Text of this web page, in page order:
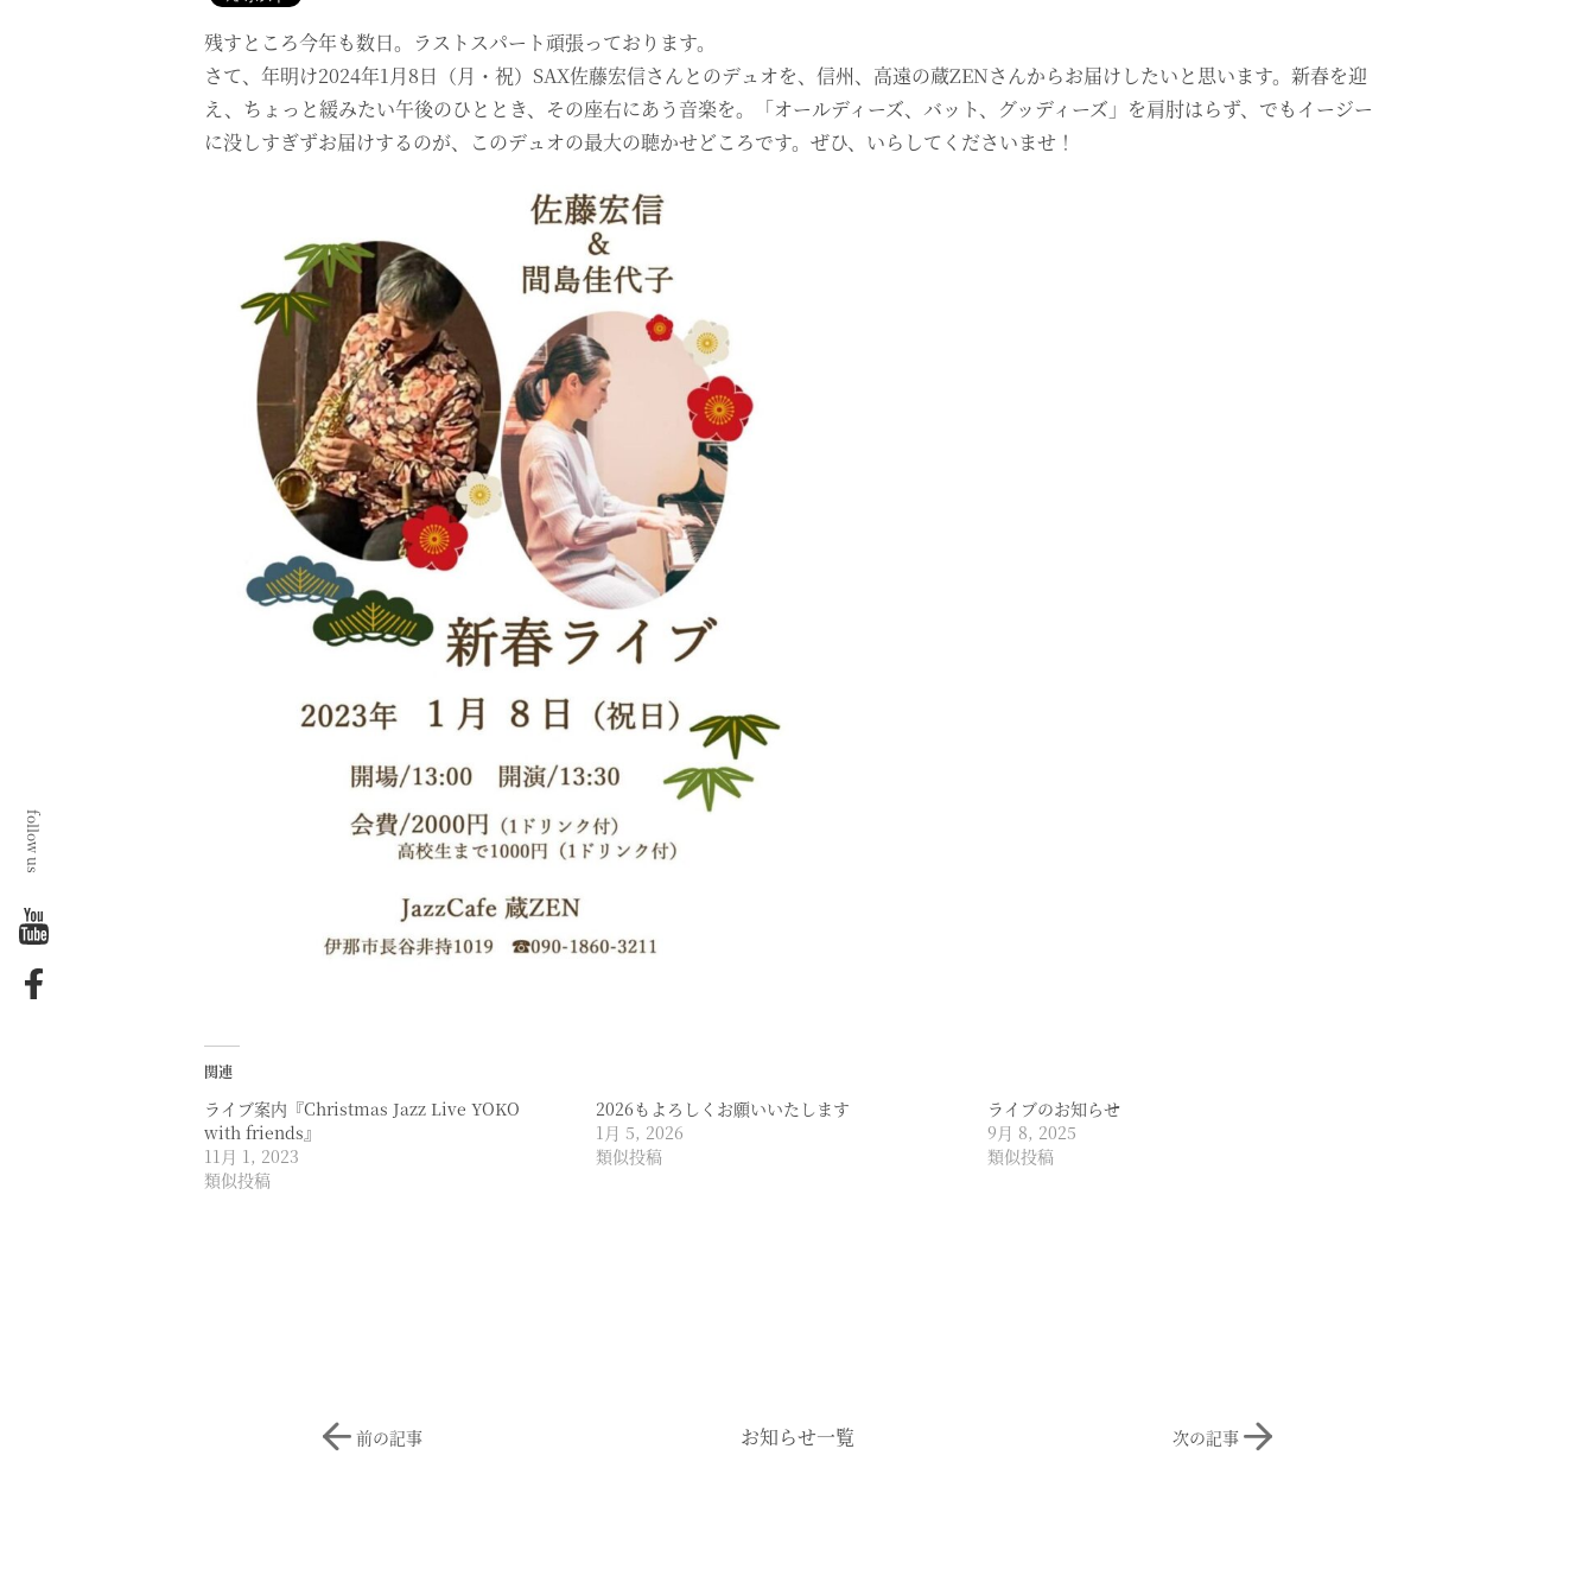
follow us
残すところ今年も数日。ラストスパート頑張っております。
さて、年明け2024年1月8日（月・祝）SAX佐藤宏信さんとのデュオを、信州、高遠の蔵ZENさんからお届けしたいと思います。新春を迎
え、ちょっと緩みたい午後のひととき、その座右にあう音楽を。「オールディーズ、バット、グッディーズ」を肩肘はらず、でもイージー
に没しすぎずお届けするのが、このデュオの最大の聴かせどころです。ぜひ、いらしてくださいませ！
関連
ライブ案内『Christmas Jazz Live YOKO
with friends』
11月 1, 2023
類似投稿
2026もよろしくお願いいたします
1月 5, 2026
類似投稿
ライブのお知らせ
9月 8, 2025
類似投稿
前の記事 お知らせ一覧 次の記事